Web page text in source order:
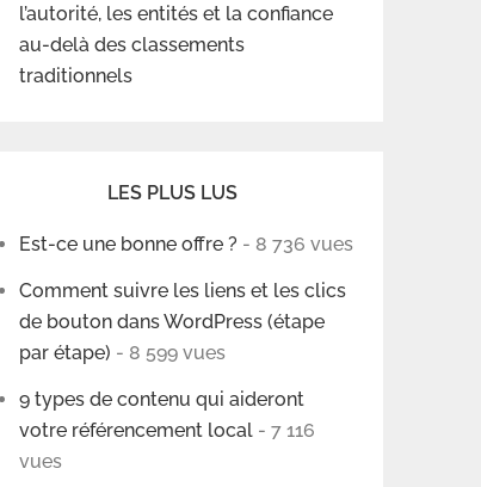
l’autorité, les entités et la confiance
au-delà des classements
traditionnels
LES PLUS LUS
Est-ce une bonne offre ? - 8 736 vues
Comment suivre les liens et les clics
de bouton dans WordPress (étape
par étape) - 8 599 vues
9 types de contenu qui aideront
votre référencement local - 7 116
vues